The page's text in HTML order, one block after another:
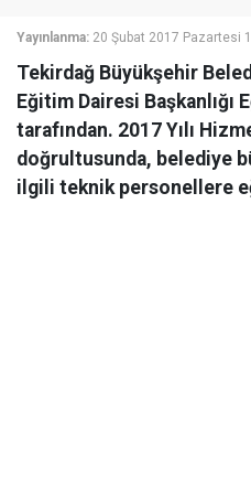
Yayınlanma: 20 Şubat 2017 Pazartesi
Tekirdağ Büyükşehir
Eğitim Dairesi Başkanlığı
tarafından. 2017 Yılı
doğrultusunda, belediye
ilgili teknik personellere